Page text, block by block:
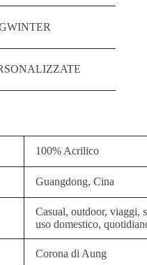
100% Acrilico
Guangdong, Cina
Casual, outdoor, viaggi,
uso domestico,
Corona di Aung